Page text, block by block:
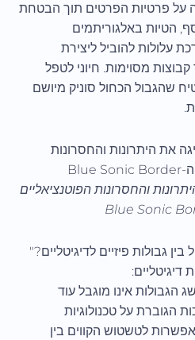
על פרטיות הפרטים תוך הבטחת
הטיות באלגוריתמים
עלולות להוביל ליצירת
קבוצות מסוימות. חיוני לטפל
שהגבול הכחול סוניק מיושם
והחסרונות הפוטנציאליים
גבולות פיזיים לדיגיטליים?"
דיגיטליים:
הגבולות אינו מוגבל עוד
הגוברת על טכנולוגיות
לטשטוש הקווים בין